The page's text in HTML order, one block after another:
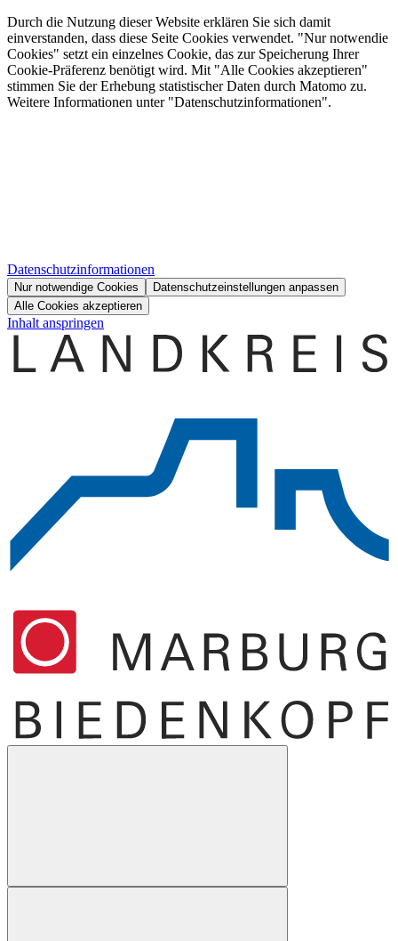
Durch die Nutzung dieser Website erklären Sie sich damit
einverstanden, dass diese Seite Cookies verwendet. "Nur notwendie
Cookies" setzt ein einzelnes Cookie, das zur Speicherung Ihrer
Cookie-Präferenz benötigt wird. Mit "Alle Cookies akzeptieren"
stimmen Sie der Erhebung statistischer Daten durch Matomo zu.
Weitere Informationen unter "Datenschutzinformationen".
Datenschutzinformationen
Nur notwendige Cookies
Datenschutzeinstellungen anpassen
Alle Cookies akzeptieren
Inhalt anspringen